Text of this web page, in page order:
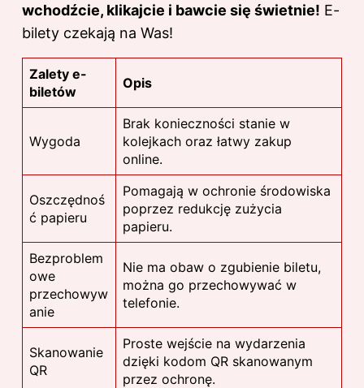
wchodźcie, klikajcie i bawcie się świetnie! E-
bilety czekają na Was!
Zalety e-
biletów
Opis
Wygoda
Brak konieczności stanie w
kolejkach oraz łatwy zakup
online.
Oszczędnoś
ć papieru
Pomagają w ochronie środowiska
poprzez redukcję zużycia
papieru.
Bezproblem
owe
przechowyw
anie
Nie ma obaw o zgubienie biletu,
można go przechowywać w
telefonie.
Skanowanie
QR
Proste wejście na wydarzenia
dzięki kodom QR skanowanym
przez ochronę.